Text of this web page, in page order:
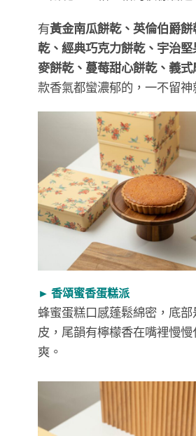
有黃金南瓜餅乾、英倫伯爵
乾、經典巧克力餅乾、宇治
麥餅乾、蔓莓甜心餅乾、義式
款香氣都蠻濃郁的，一不留神
► 香頌蜜香蛋糕派
蜂蜜蛋糕口感蓬鬆綿密，底
皮，尾韻有檸檬香在嘴裡慢
爽。